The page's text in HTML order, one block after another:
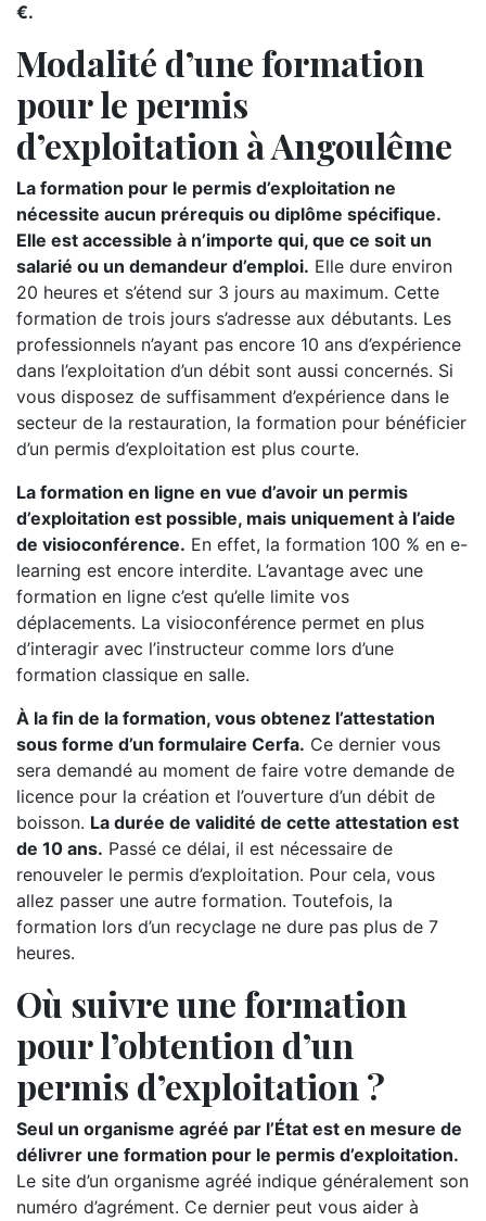
€.
Modalité d’une formation
pour le permis
d’exploitation à Angoulême
La formation pour le permis d’exploitation ne
nécessite aucun prérequis ou diplôme spécifique.
Elle est accessible à n’importe qui, que ce soit un
salarié ou un demandeur d’emploi. Elle dure environ
20 heures et s’étend sur 3 jours au maximum. Cette
formation de trois jours s’adresse aux débutants. Les
professionnels n’ayant pas encore 10 ans d’expérience
dans l’exploitation d’un débit sont aussi concernés. Si
vous disposez de suffisamment d’expérience dans le
secteur de la restauration, la formation pour bénéficier
d’un permis d’exploitation est plus courte.
La formation en ligne en vue d’avoir un permis
d’exploitation est possible, mais uniquement à l’aide
de visioconférence. En effet, la formation 100 % en e-
learning est encore interdite. L’avantage avec une
formation en ligne c’est qu’elle limite vos
déplacements. La visioconférence permet en plus
d’interagir avec l’instructeur comme lors d’une
formation classique en salle.
À la fin de la formation, vous obtenez l’attestation
sous forme d’un formulaire Cerfa. Ce dernier vous
sera demandé au moment de faire votre demande de
licence pour la création et l’ouverture d’un débit de
boisson. La durée de validité de cette attestation est
de 10 ans. Passé ce délai, il est nécessaire de
renouveler le permis d’exploitation. Pour cela, vous
allez passer une autre formation. Toutefois, la
formation lors d’un recyclage ne dure pas plus de 7
heures.
Où suivre une formation
pour l’obtention d’un
permis d’exploitation ?
Seul un organisme agréé par l’État est en mesure de
délivrer une formation pour le permis d’exploitation.
Le site d’un organisme agréé indique généralement son
numéro d’agrément. Ce dernier peut vous aider à